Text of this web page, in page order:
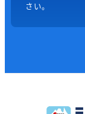
さい。